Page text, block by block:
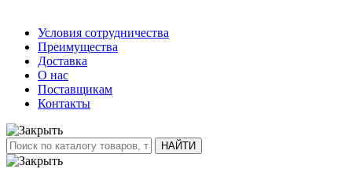
Условия сотрудничества
Преимущества
Доставка
О нас
Поставщикам
Контакты